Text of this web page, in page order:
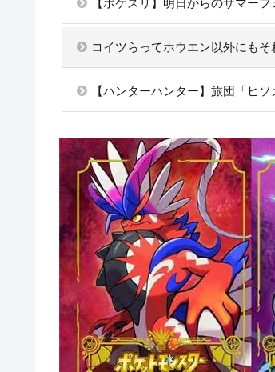
【ポケスリ】明日からのサマー
コイツらってホウエン以外にも
【ハンターハンター】旅団「ヒ